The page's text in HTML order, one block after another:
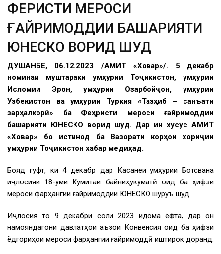
ФЕҲРИСТИ МЕРОСИ
ҒАЙРИМОДДИИ БАШАРИЯТИ
ЮНЕСКО ВОРИД ШУД
ДУШАНБЕ, 06.12.2023 /АМИТ «Ховар»/. 5 декабр
номинаи муштараки Ҷумҳурии Тоҷикистон, Ҷумҳурии
Исломии Эрон, Ҷумҳурии Озарбойҷон, Ҷумҳурии
Узбекистон ва Ҷумҳурии Туркия «Тазҳиб – санъати
зарҳалкорӣ» ба Феҳристи мероси ғайримоддии
башарияти ЮНЕСКО ворид шуд. Дар ин хусус АМИТ
«Ховар» бо истинод ба Вазорати корҳои хориҷии
Ҷумҳурии Тоҷикистон хабар медиҳад.
Бояд гуфт, ки 4 декабр дар Касанеи Ҷумҳурии Ботсвана
иҷлосияи 18-уми Кумитаи байниҳукуматӣ оид ба ҳифзи
мероси фарҳангии ғайримоддии ЮНЕСКО шуруъ шуд.
Иҷлосия то 9 декабри соли 2023 идома ёфта, дар он
намояндагони давлатҳои аъзои Конвенсия оид ба ҳифзи
ёдгориҳои мероси фарҳангии ғайримоддӣ иштирок доранд.